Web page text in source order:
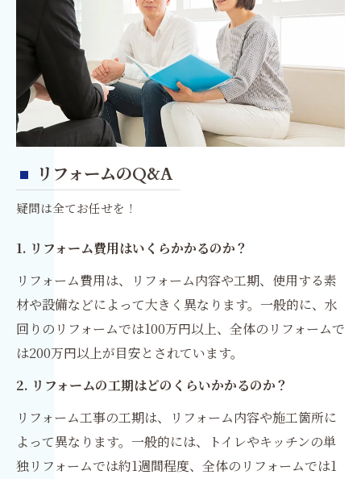
リフォームのQ&A
疑問は全てお任せを！
1. リフォーム費用はいくらかかるのか？
リフォーム費用は、リフォーム内容や工期、使用する素
材や設備などによって大きく異なります。一般的に、水
回りのリフォームでは100万円以上、全体のリフォームで
は200万円以上が目安とされています。
2. リフォームの工期はどのくらいかかるのか？
リフォーム工事の工期は、リフォーム内容や施工箇所に
よって異なります。一般的には、トイレやキッチンの単
独リフォームでは約1週間程度、全体のリフォームでは1